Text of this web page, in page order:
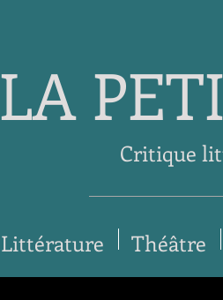
LA
Critique
Littérature Théâtre